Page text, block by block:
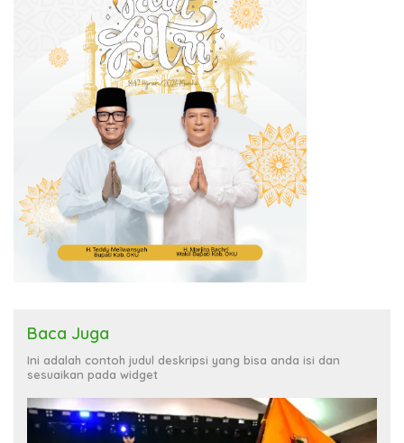
Baca Juga
Ini adalah contoh judul deskripsi yang bisa anda isi dan
sesuaikan pada widget